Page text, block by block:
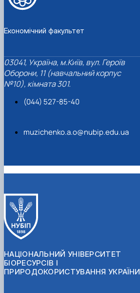
Економічний факультет
03041, Україна, м.Київ, вул. Героїв
Оборони, 11 (навчальний корпус
№10), кімната 301.
(044) 527-85-40
muzichenko.a.o@nubip.edu.ua
НАЦІОНАЛЬНИЙ УНІВЕРСИТЕТ
БІОРЕСУРСІВ І
ПРИРОДОКОРИСТУВАННЯ УКРАЇНИ